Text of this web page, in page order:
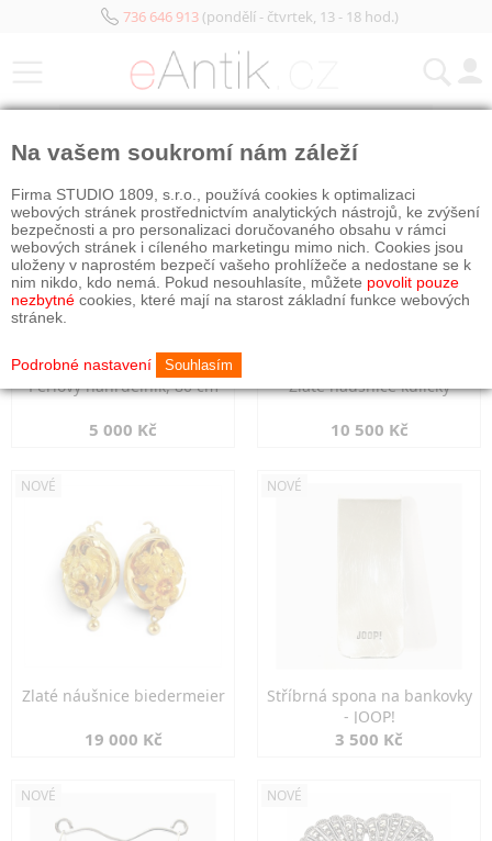
736 646 913(pondělí - čtvrtek, 13 - 18 hod.)
Perlový náhrdelník, 80 cm
5 000 Kč
Zlaté náušnice kuličky
10 500 Kč
NOVÉ
Zlaté náušnice biedermeier
19 000 Kč
NOVÉ
Stříbrná spona na bankovky
- JOOP!
3 500 Kč
NOVÉ NOVÉ
Na vašem soukromí nám záleží
Firma STUDIO 1809, s.r.o., používá cookies k optimalizaci
webových stránek prostřednictvím analytických nástrojů, ke zvýšení
bezpečnosti a pro personalizaci doručovaného obsahu v rámci
webových stránek i cíleného marketingu mimo nich. Cookies jsou
uloženy v naprostém bezpečí vašeho prohlížeče a nedostane se k
nim nikdo, kdo nemá. Pokud nesouhlasíte, můžete povolit pouze
nezbytné cookies, které mají na starost základní funkce webových
stránek.
Podrobné nastavení Souhlasím